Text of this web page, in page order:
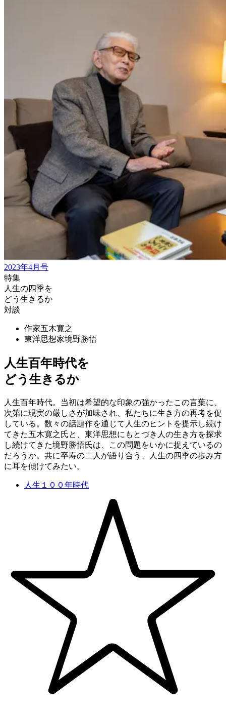
2023年4月号
特集
人生の四季を
どう生きるか
対談
作家五木寛之
東洋思想家境野勝悟
人生百年時代を
どう生きるか
人生百年時代。当初は希望的な印象の強かったこの言葉に、
次第に現実の厳しさが加味され、私たちに生き方の再考を促
している。数々の話題作を通じて人生のヒントを提示し続け
てきた五木寛之氏と、東洋思想にもとづき人の生き方を探求
し続けてきた境野勝悟氏は、この問題をいかに捉えているの
だろうか。共に卒寿の二人が語り合う、人生の四季の歩み方
に耳を傾けてみたい。
人生１００年時代